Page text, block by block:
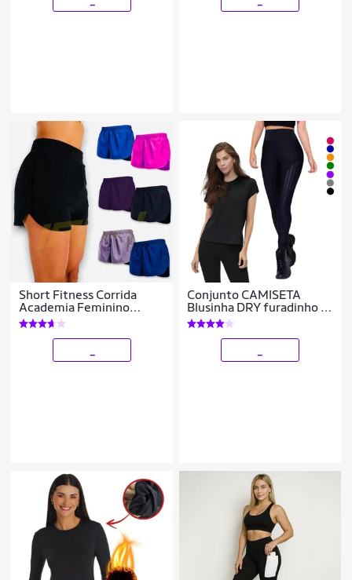
Short Fitness Corrida
Academia Feminino
Bermuda Praia 50
Conjunto CAMISETA
Blusinha DRY furadinho +
CALÇA leg LEGGING
REDINHA Feminino
Academia 627